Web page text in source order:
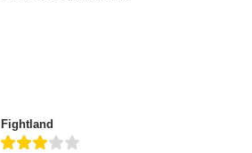
Fightland